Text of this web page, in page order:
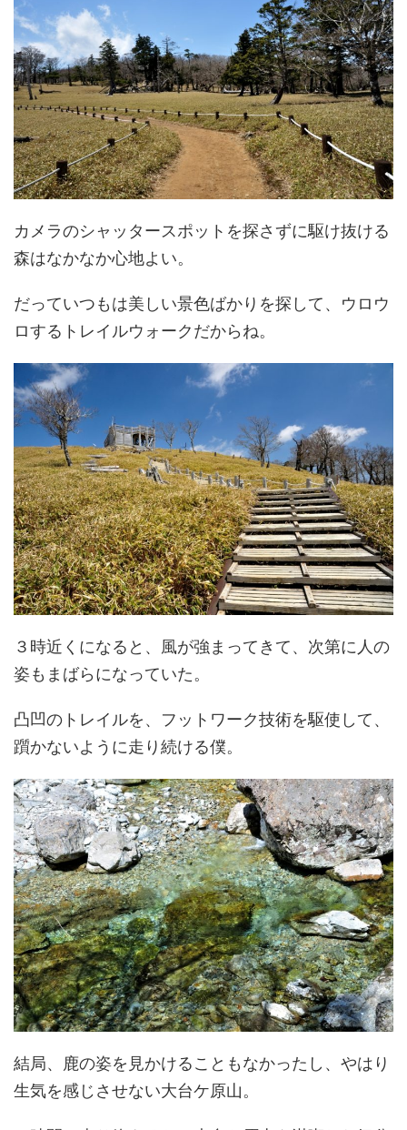
カメラのシャッタースポットを探さずに駆け抜ける
森はなかなか心地よい。
だっていつもは美しい景色ばかりを探して、ウロウ
ロするトレイルウォークだからね。
３時近くになると、風が強まってきて、次第に人の
姿もまばらになっていた。
凸凹のトレイルを、フットワーク技術を駆使して、
躓かないように走り続ける僕。
結局、鹿の姿を見かけることもなかったし、やはり
生気を感じさせない大台ケ原山。